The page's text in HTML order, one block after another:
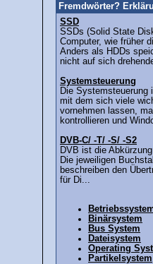
Fremdwörter?
SSD
SSDs (Solid State
Computer, wie früher
Anders als HDDs
nicht auf sich
Systemsteuerung
Die Systemsteuerung
mit dem sich viele
vornehmen lassen,
kontrollieren und
DVB-C/ -T/ -S/ -S2
DVB ist die
Die jeweiligen
beschreiben den
für Di...
Binärsystem
Bus System
Dateisystem
Operating
Partikelsystem